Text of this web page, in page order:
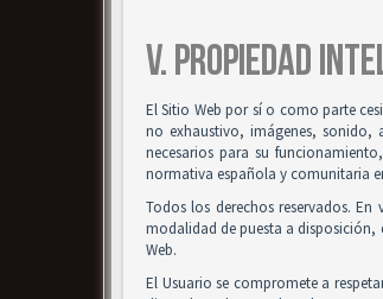
V. PROPIEDAD
El Sitio Web por sí o como parte
no exhaustivo, imágenes, sonido,
necesarios para su
normativa española y comunitaria
Todos los derechos reservados.
modalidad de puesta a disposición,
Web.
El Usuario se compromete a